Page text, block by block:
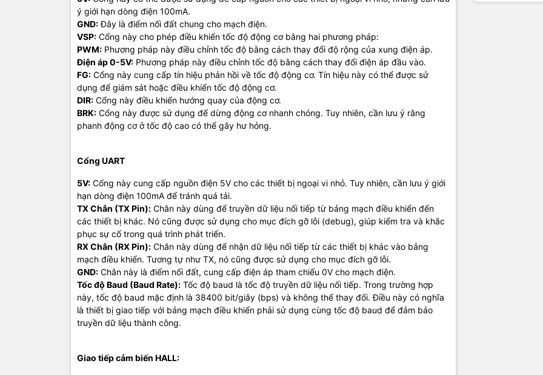
ý giới hạn dòng điện 100mA.
GND:Đây là điểm nối đất chung cho mạch điện.
VSP: Cổng này cho phép điều khiển tốc độ động cơ bằng hai phương pháp:
PWM: Phương pháp này điều chỉnh tốc độ bằng cách thay đổi độ rộng của xung điện áp.
Điện áp 0-5V: Phương pháp này điều chỉnh tốc độ bằng cách thay đổi điện áp đầu vào.
FG: Cổng này cung cấp tín hiệu phản hồi về tốc độ động cơ. Tín hiệu này có thể được sử
dụng để giám sát hoặc điều khiển tốc độ động cơ.
DIR: Cổng này điều khiển hướng quay của động cơ.
BRK: Cổng này được sử dụng để dừng động cơ nhanh chóng. Tuy nhiên, cần lưu ý rằng
phanh động cơ ở tốc độ cao có thể gây hư hỏng.
Cổng UART
5V: Cổng này cung cấp nguồn điện 5V cho các thiết bị ngoại vi nhỏ. Tuy nhiên, cần lưu ý giới
hạn dòng điện 100mA để tránh quá tải.
TX Chân (TX Pin): Chân này dùng để truyền dữ liệu nối tiếp từ bảng mạch điều khiển đến
các thiết bị khác. Nó cũng được sử dụng cho mục đích gỡ lỗi (debug), giúp kiểm tra và khắc
phục sự cố trong quá trình phát triển.
RX Chân (RX Pin): Chân này dùng để nhận dữ liệu nối tiếp từ các thiết bị khác vào bảng
mạch điều khiển. Tương tự như TX, nó cũng được sử dụng cho mục đích gỡ lỗi.
GND: Chân này là điểm nối đất, cung cấp điện áp tham chiếu 0V cho mạch điện.
Tốc độ Baud (Baud Rate): Tốc độ baud là tốc độ truyền dữ liệu nối tiếp. Trong trường hợp
này, tốc độ baud mặc định là 38400 bit/giây (bps) và không thể thay đổi. Điều này có nghĩa
là thiết bị giao tiếp với bảng mạch điều khiển phải sử dụng cùng tốc độ baud để đảm bảo
truyền dữ liệu thành công.
Giao tiếp cảm biến HALL:
GND: Chân này là điểm nối đất, cung cấp điện áp tham chiếu 0V cho mạch điện.
Tốc độ Baud (Baud Rate):Tốc độ baud là tốc độ truyền dữ liệu nối tiếp. Trong
này, tốc độ baud mặc định là 38400 bit/giây (bps) và không thể thay đổi. Điều
nghĩa là thiết bị giao tiếp với bảng mạch điều khiển phải sử dụng cùng tốc độ
bảo truyền dữ liệu thành công.
Giao tiếp cảm biến HALL:
dụng bởi bộ điều khiển động cơ để điều khiển chính xác động cơ.
GND: